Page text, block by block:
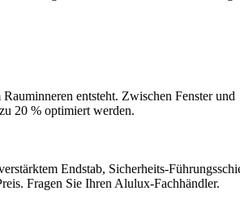
entsteht. Zwischen Fenster und
20 % optimiert werden.
Endstab, Sicherheits-
Fragen Sie Ihren Alulux-Fachhändler.